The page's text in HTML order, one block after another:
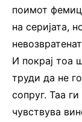
поимот
на серијата,
И покрај тоа
труди да не
сопруг. Таа
чувствува